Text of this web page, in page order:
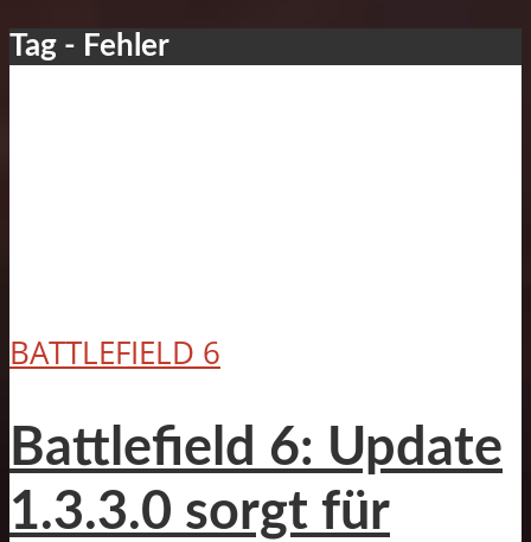
Tag - Fehler
BATTLEFIELD 6
Battlefield 6: Update
1.3.3.0 sorgt für